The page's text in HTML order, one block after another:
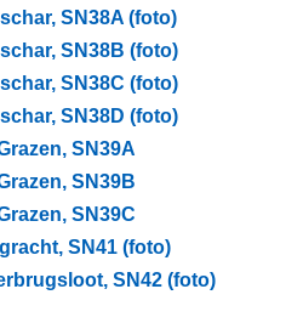
SN38A (foto)
SN38B (foto)
SN38C (foto)
SN38D (foto)
SN39A
SN39B
SN39C
SN41 (foto)
SN42 (foto)